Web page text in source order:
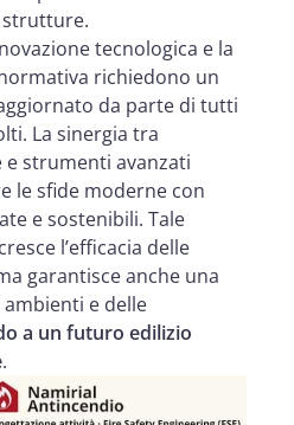
strutture.
tecnologica e la
richiedono un
da parte di tutti
La sinergia tra
strumenti avanzati
le sfide moderne con
e sostenibili. Tale
l’efficacia delle
garantisce anche una
e delle
a un futuro edilizio
.